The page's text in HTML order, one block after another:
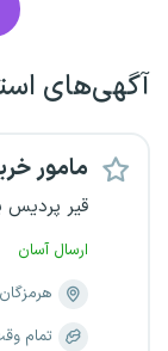
آگهی‌های
مامور
قیر پردیس
ارسال آسان
هرمزگان
تمام